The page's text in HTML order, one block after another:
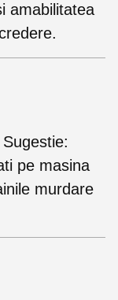
amabilitatea
pe masina
murdare